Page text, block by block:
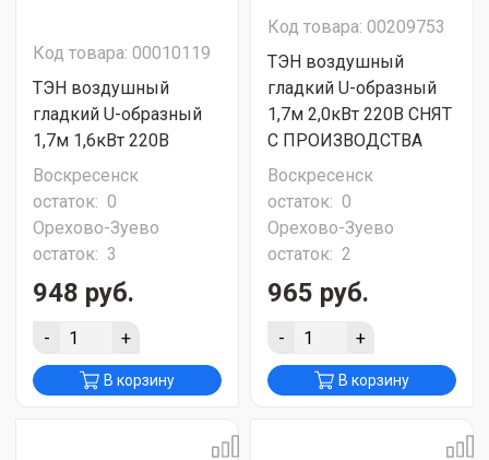
Код товара: 00010119
ТЭН воздушный
гладкий U-образный
1,7м 1,6кВт 220В
Воскресенск
остаток: 0
Орехово-Зуево
остаток: 3
948 руб.
- +
В корзину
Код товара: 00209753
ТЭН воздушный
гладкий U-образный
1,7м 2,0кВт 220В СНЯТ
С ПРОИЗВОДСТВА
Воскресенск
остаток: 0
Орехово-Зуево
остаток: 2
965 руб.
- +
В корзину